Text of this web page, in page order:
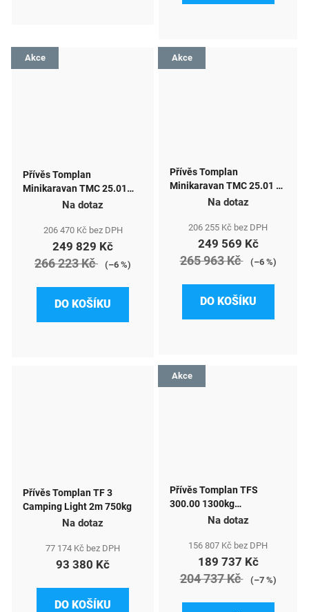
Akce
Přívěs Tomplan
Minikaravan TMC 25.01
750kg FullNa dotaz
206 470 Kč bez DPH
249 829 Kč
266 223 Kč (–6 %)
DO KOŠÍKU
Akce
Přívěs Tomplan
Minikaravan TMC 25.01 N
750kg Full nebrzděný
Na dotaz
206 255 Kč bez DPH
249 569 Kč
265 963 Kč (–6 %)
DO KOŠÍKU
Přívěs Tomplan TF 3
Camping Light 2m 750kg
Na dotaz
77 174 Kč bez DPH
93 380 Kč
DO KOŠÍKU
Akce
Přívěs Tomplan TFS
300.00 1300kg
300x200x210 boční dveře
Na dotaz
156 807 Kč bez DPH
189 737 Kč
204 737 Kč (–7 %)